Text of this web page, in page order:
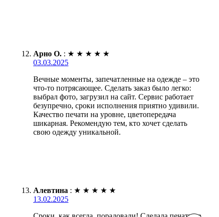
Арно О. : ★ ★ ★ ★ ★
03.03.2025
Вечные моменты, запечатленные на одежде – это
что-то потрясающее. Сделать заказ было легко:
выбрал фото, загрузил на сайт. Сервис работает
безупречно, сроки исполнения приятно удивили.
Качество печати на уровне, цветопередача
шикарная. Рекомендую тем, кто хочет сделать
свою одежду уникальной.
Алевтина : ★ ★ ★ ★ ★
13.02.2025